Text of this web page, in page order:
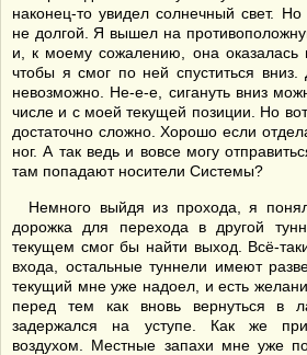
наконец-то увидел солнечный свет.
не долгой. Я вышел на
и, к моему сожалению, она оказалась
чтобы я смог по ней спуститься
невозможно. Не-е-е, сигануть вниз
числе и с моей текущей позиции. Но
достаточно сложно. Хорошо если
ног. А так ведь и вовсе могу
там попадают носители Системы?
Немного выйдя из прохода, я
дорожка для перехода в другой
текущем смог бы найти выход. Всё-
входа, остальные туннели имеют
текущий мне уже надоел, и есть
перед тем как вновь вернуться в
задержался на уступе. Как же
воздухом. Местные запахи мне уже